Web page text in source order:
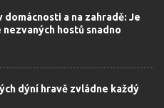
domácnosti a na zahradě: Je
hostů snadno
dýní hravě zvládne každý